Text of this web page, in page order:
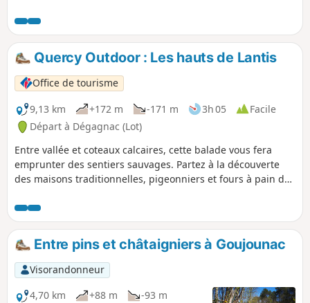
rendez-vous.
Quercy Outdoor : Les hauts de Lantis
Office de tourisme
9,13 km
+172 m -171 m 3h 05
Facile
Départ à Dégagnac (Lot)
Entre vallée et coteaux calcaires, cette balade vous fera
emprunter des sentiers sauvages. Partez à la découverte
des maisons traditionnelles, pigeonniers et fours à pain des
Entre pins et châtaigniers à Goujounac
Visorandonneur
4,70 km
+88 m
-93 m